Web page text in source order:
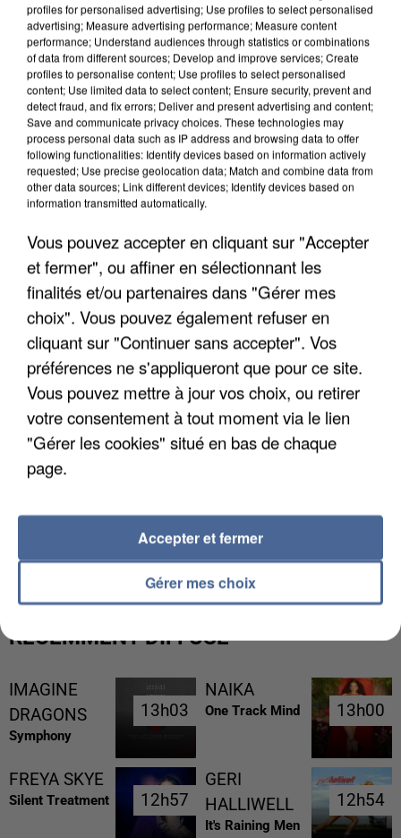
UN SECOND CADRE DE LA DZ MAFIA
INTERPELLÉ EN ALGÉRIE
UNE TOURISTE DE L’OISE EMPORTÉE PAR UNE
COULÉE DE BOUE EN HAUTE-SAVOIE
RÉCEMMENT DIFFUSÉ
IMAGINE
DRAGONS
Symphony
13h03
13h03
NAIKA
One Track Mind 13h00
13h00
FREYA SKYE
Silent Treatment 12h57
12h57
GERI
HALLIWELL
It's Raining Men
12h54
12h54
profiles for personalised advertising; Use profiles to select personalised
advertising; Measure advertising performance; Measure content
performance; Understand audiences through statistics or combinations
of data from different sources; Develop and improve services; Create
profiles to personalise content; Use profiles to select personalised
content; Use limited data to select content; Ensure security, prevent and
detect fraud, and fix errors; Deliver and present advertising and content;
Save and communicate privacy choices. These technologies may
process personal data such as IP address and browsing data to offer
following functionalities: Identify devices based on information actively
requested; Use precise geolocation data; Match and combine data from
other data sources; Link different devices; Identify devices based on
information transmitted automatically.
Vous pouvez accepter en cliquant sur "Accepter
et fermer", ou affiner en sélectionnant les
finalités et/ou partenaires dans "Gérer mes
choix". Vous pouvez également refuser en
cliquant sur "Continuer sans accepter". Vos
préférences ne s'appliqueront que pour ce site.
Vous pouvez mettre à jour vos choix, ou retirer
votre consentement à tout moment via le lien
"Gérer les cookies" situé en bas de chaque
page.
Gérer mes choix
Accepter et fermer